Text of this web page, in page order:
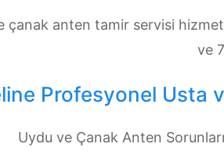
çanak anten tamir servisi
ve
Profesyonel Usta
Uydu ve Çanak Anten